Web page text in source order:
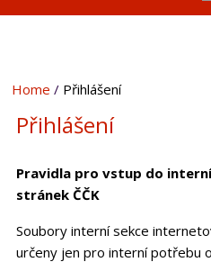
Home Přihlášení
Přihlášení
Pravidla pro vstup do
stránek ČČK
Soubory interní sekce
určeny jen pro interní potřebu